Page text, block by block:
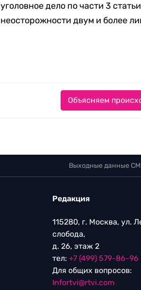
уголовное дело по части 3
неосторожности двум и более
Объясняем
Выходные данные
Редакция
115280, г. Москва, ул.
слобода,
д. 26, этаж 2
тел: +7 (499) 579-86-96
Для общих вопросов:
Infortvi@rtvi.com